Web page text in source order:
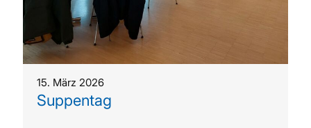
15. März 2026
Suppentag